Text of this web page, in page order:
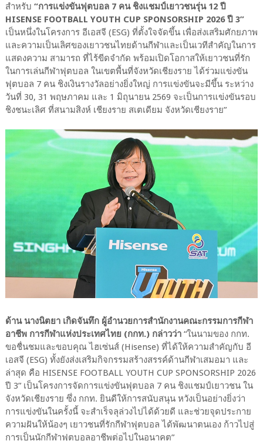
สำหรับ “การแข่งขันฟุตบอล 7 คน ชิงแชมป์เยาวชนรุ่น 12 ปี
HISENSE FOOTBALL YOUTH CUP SPONSORSHIP 2026 ปี 3”
เป็นหนึ่งในโครงการ อีเอสจี (ESG) ที่ตั้งใจจัดขึ้น เพื่อส่งเสริมศักยภาพ
และความเป็นเลิศของเยาวชนไทยด้านกีฬาและเป็นเวทีสำคัญในการ
แสดงความ สามารถ ที่ไร้ขีดจำกัด พร้อมเปิดโอกาสให้เยาวชนที่รัก
ในการเล่นกีฬาฟุตบอล ในเขตพื้นที่จังหวัดเชียงราย ได้ร่วมแข่งขัน
ฟุตบอล 7 คน ชิงเงินรางวัลอย่างยิ่งใหญ่ การแข่งขันจะมีขึ้น ระหว่าง
วันที่ 30, 31 พฤษภาคม และ 1 มิถุนายน 2569 จะเป็นการแข่งขันรอบ
ชิงชนะเลิศ ที่สนามสิงห์ เชียงราย สเตเดียม จังหวัดเชียงราย”
ด้าน นางนิตยา เกิดจันทึก ผู้อำนวยการสำนักงานคณะกรรมการกีฬา
อาชีพ การกีฬาแห่งประเทศไทย (กกท.) กล่าวว่า“ในนามของ กกท.
ขอชื่นชมและขอบคุณ ไฮเซ่นส์ (Hisense) ที่ได้ให้ความสำคัญกับ อี
เอสจี (ESG) ทั้งยังส่งเสริมกิจกรรมสร้างสรรค์ด้านกีฬาเสมอมา และ
ล่าสุด คือ HISENSE FOOTBALL YOUTH CUP SPONSORSHIP 2026
ปี 3” เป็นโครงการจัดการแข่งขันฟุตบอล 7 คน ชิงแชมป์เยาวชน ใน
จังหวัดเชียงราย ซึ่ง กกท. ยินดีให้การสนับสนุน หวังเป็นอย่างยิ่งว่า
การแข่งขันในครั้งนี้ จะสำเร็จลุล่วงไปได้ด้วยดี และช่วยจุดประกาย
ความฝันให้น้องๆ เยาวชนที่รักกีฬาฟุตบอล ได้พัฒนาตนเอง ก้าวไปสู่
การเป็นนักกีฬาฟุตบอลอาชีพต่อไปในอนาคต”